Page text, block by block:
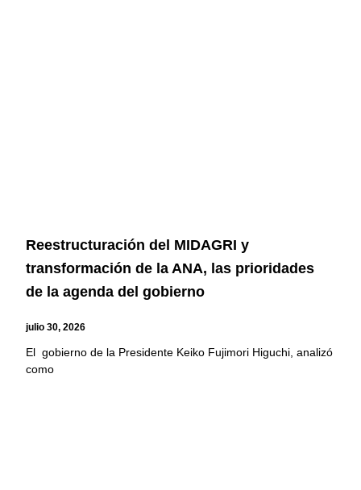
Reestructuración del MIDAGRI y
transformación de la ANA, las prioridades
de la agenda del gobierno
julio 30, 2026
El gobierno de la Presidente Keiko Fujimori Higuchi, analizó
como